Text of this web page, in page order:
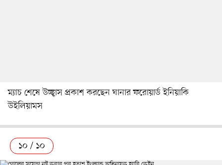
ম্যাচ শেষে উচ্ছ্বাস প্রকাশ করছেন ঘানার ফরোয়ার্ড ইনিয়াকি
উইলিয়ামস
১০ / ১০